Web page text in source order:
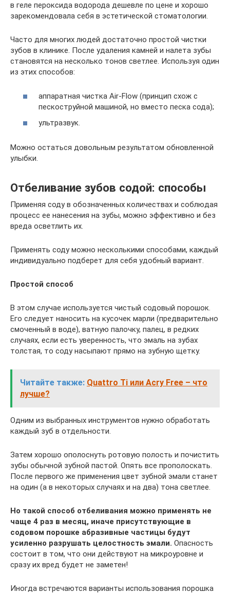
в геле пероксида водорода дешевле по цене и хорошо
зарекомендовала себя в эстетической стоматологии.
Часто для многих людей достаточно простой чистки
зубов в клинике. После удаления камней и налета зубы
становятся на несколько тонов светлее. Используя один
из этих способов:
аппаратная чистка Air-Flow (принцип схож с
пескоструйной машиной, но вместо песка сода);
ультразвук.
Можно остаться довольным результатом обновленной
улыбки.
Отбеливание зубов содой: способы
Применяя соду в обозначенных количествах и соблюдая
процесс ее нанесения на зубы, можно эффективно и без
вреда осветлить их.
Применять соду можно несколькими способами, каждый
индивидуально подберет для себя удобный вариант.
Простой способ
В этом случае используется чистый содовый порошок.
Его следует наносить на кусочек марли (предварительно
смоченный в воде), ватную палочку, палец, в редких
случаях, если есть уверенность, что эмаль на зубах
толстая, то соду насыпают прямо на зубную щетку.
Читайте также: Quattro Ti или Acry Free – что
лучше?
Одним из выбранных инструментов нужно обработать
каждый зуб в отдельности.
Затем хорошо ополоснуть ротовую полость и почистить
зубы обычной зубной пастой. Опять все прополоскать.
После первого же применения цвет зубной эмали станет
на один (а в некоторых случаях и на два) тона светлее.
Но такой способ отбеливания можно применять не
чаще 4 раз в месяц, иначе присутствующие в
содовом порошке абразивные частицы будут
усиленно разрушать целостность эмали. Опасность
состоит в том, что они действуют на микроуровне и
сразу их вред будет не заметен!
Иногда встречаются варианты использования порошка